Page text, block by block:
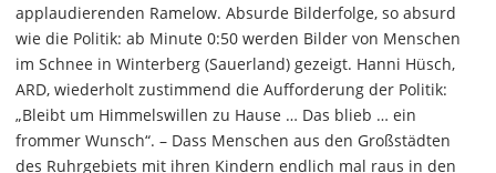
applaudierenden Ramelow. Absurde Bilderfolge, so absurd
wie die Politik: ab Minute 0:50 werden Bilder von Menschen
im Schnee in Winterberg (Sauerland) gezeigt. Hanni Hüsch,
ARD, wiederholt zustimmend die Aufforderung der Politik:
„Bleibt um Himmelswillen zu Hause … Das blieb … ein
frommer Wunsch“. – Dass Menschen aus den Großstädten
des Ruhrgebiets mit ihren Kindern endlich mal raus in den